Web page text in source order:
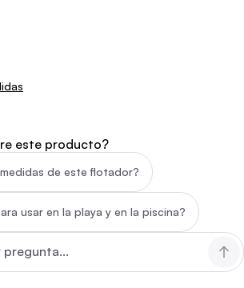
este producto?
de este flotador?
usar en la playa y en la piscina?